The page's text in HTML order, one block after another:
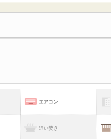
エアコン
追い焚き